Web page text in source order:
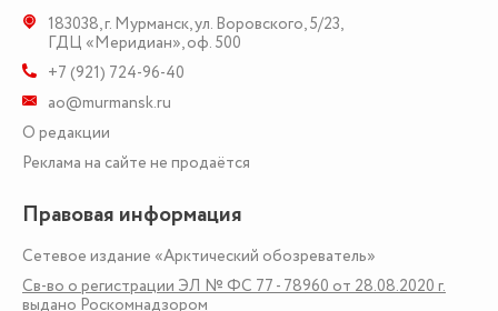
183038,г. Мурманск,ул. Воровского, 5/23,
ГДЦ «Меридиан», оф. 500
+7 (921) 724-96-40
ao@murmansk.ru
О редакции
Реклама на сайте не продаётся
Правовая информация
Сетевое издание «Арктический обозреватель»
Св-во о регистрации ЭЛ № ФС 77 - 78960 от 28.08.2020 г.
выдано Роскомнадзором